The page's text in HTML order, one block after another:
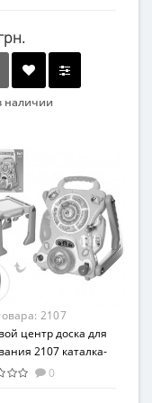
наличии
2107
центр доска для
2107 каталка-
0